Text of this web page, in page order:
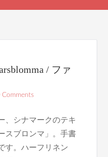
/ ファ
Comments
、シナマークのテキ
スブロンマ」。手書
す。ハーフリネン